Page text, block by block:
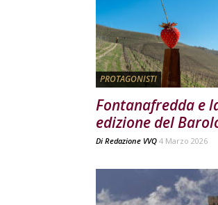
PROTAGONISTI
Fontanafredda e
edizione del
Di Redazione VVQ 4 Marzo 2026